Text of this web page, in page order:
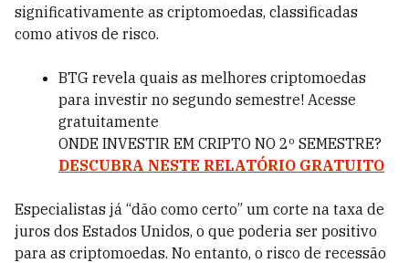
significativamente as criptomoedas, classificadas
como ativos de risco.
BTG revela quais as melhores criptomoedas
para investir no segundo semestre! Acesse
gratuitamente
ONDE INVESTIR EM CRIPTO NO 2º SEMESTRE?
DESCUBRA NESTE RELATÓRIO GRATUITO
Especialistas já “dão como certo” um corte na taxa de
juros dos Estados Unidos, o que poderia ser positivo
para as criptomoedas. No entanto, o risco de recessão